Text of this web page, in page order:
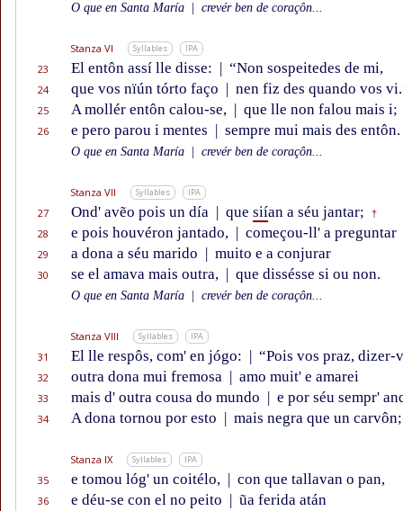
O que en Santa María crevér ben de coraçôn...
Stanza VI Syllables IPA
23 El entôn assí lle disse: | “Non sospeitedes de mi,
24 que vos nïún tórto faço | nen fiz des quando vos
25 A mollér entôn calou-se, | que lle non falou mais i;
26 e pero parou i mentes | sempre mui mais des entôn.
O que en Santa María crevér ben de coraçôn...
Stanza VII Syllables IPA
27 Ond' avẽo pois un día | que siían a séu jantar; †
28 e pois houvéron jantado, | começou-ll' a preguntar
29 a dona a séu marido | muito e a conjurar
30 se el amava mais outra, | que dissésse si ou non.
O que en Santa María crevér ben de coraçôn...
Stanza VIII Syllables IPA
31 El lle respôs, com' en jógo: | “Pois vos praz,
32 outra dona mui fremosa | amo muit' e amarei
33 mais d' outra cousa do mundo | e por séu sempr'
34 A dona tornou por esto | mais negra que un carvôn;
Stanza IX Syllables IPA
35 e tomou lóg' un coitélo, | con que tallavan o pan,
36 e déu-se con el no peito | ũa ferida atán